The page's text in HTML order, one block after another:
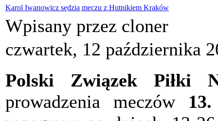
Karol Iwanowicz sędzią meczu z Hutnikiem Kraków
Wpisany przez cloner
czwartek, 12 października
Polski Związek Piłki
prowadzenia meczów